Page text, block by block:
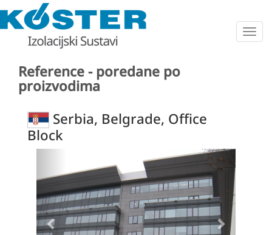
Reference - poredane po
proizvodima
Serbia, Belgrade, Office
Block
Next